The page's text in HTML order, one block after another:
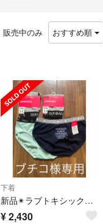
販売中のみ おすすめ順
下着
新品✴︎ラブトキシックショーツ4点セット
¥2,430